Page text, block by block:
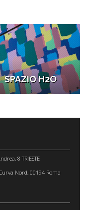
SPAZIO H2O
8 TRIESTE
Nord, 00194 Roma